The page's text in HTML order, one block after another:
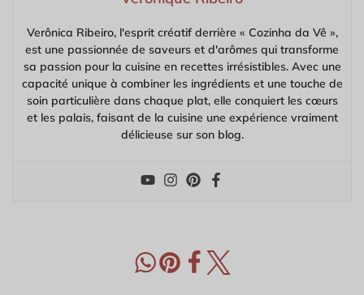
Verônica Ribeiro, l'esprit créatif derrière « Cozinha da Vê »,
est une passionnée de saveurs et d'arômes qui transforme
sa passion pour la cuisine en recettes irrésistibles. Avec une
capacité unique à combiner les ingrédients et une touche de
soin particulière dans chaque plat, elle conquiert les cœurs
et les palais, faisant de la cuisine une expérience vraiment
délicieuse sur son blog.